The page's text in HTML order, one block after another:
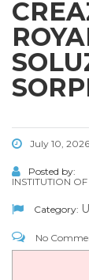
July 10, 2026
Posted by:
INSTITUTION
Category:
No